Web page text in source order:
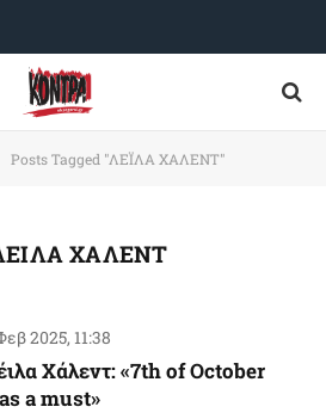
Posts Tagged "ΛΕΪΛΑ ΧΑΛΕΝΤ"
ΧΑΛΕΝΤ
2025, 11:38
Χάλεντ: «7th of October
a must»